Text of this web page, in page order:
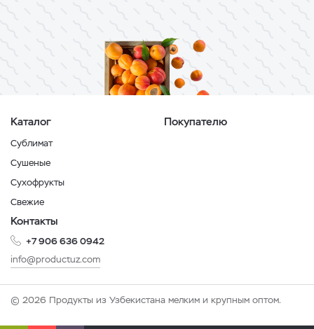
Каталог
Сублимат
Сушеные
Сухофрукты
Свежие
Покупателю
Контакты
+7 906 636 0942
info@productuz.com
© 2026 Продукты из Узбекистана мелким и крупным оптом.